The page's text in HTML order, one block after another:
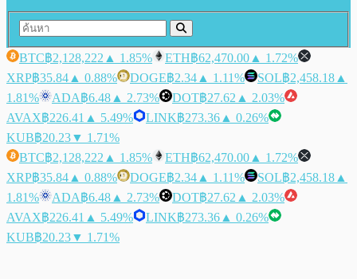
BTC฿2,128,222 ▲ 1.85% ETH฿62,470.00 ▲ 1.72%
XRP฿35.84 ▲ 0.88% DOGE฿2.34 ▲ 1.11% SOL฿2,458.18 ▲
1.81%
ADA฿6.48 ▲ 2.73% DOT฿27.62 ▲ 2.03%
AVAX฿226.41 ▲ 5.49% LINK฿273.36 ▲ 0.26%
KUB฿20.23▼ 1.71%
BTC฿2,128,222 ▲ 1.85% ETH฿62,470.00 ▲ 1.72%
XRP฿35.84 ▲ 0.88% DOGE฿2.34 ▲ 1.11% SOL฿2,458.18 ▲
1.81%
ADA฿6.48 ▲ 2.73% DOT฿27.62 ▲ 2.03%
AVAX฿226.41 ▲ 5.49% LINK฿273.36 ▲ 0.26%
KUB฿20.23▼ 1.71%